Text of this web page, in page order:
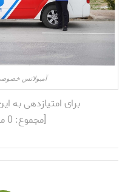
آمبولانس
برای امتیازدهی به
[مجموع: 0